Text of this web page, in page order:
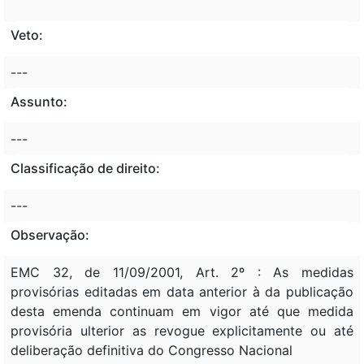
Veto:
---
Assunto:
---
Classificação de direito:
---
Observação:
EMC 32, de 11/09/2001, Art. 2º : As medidas
provisórias editadas em data anterior à da publicação
desta emenda continuam em vigor até que medida
provisória ulterior as revogue explicitamente ou até
deliberação definitiva do Congresso Nacional